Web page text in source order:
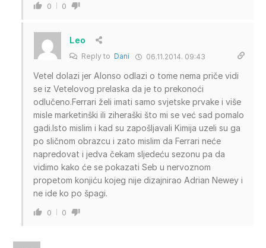
0 0
Leo
Reply to Dani 06.11.2014. 09:43
Vetel dolazi jer Alonso odlazi o tome nema priče vidi
se iz Vetelovog prelaska da je to prekonoći
odlučeno.Ferrari želi imati samo svjetske prvake i više
misle marketinški ili ziheraški što mi se već sad pomalo
gadi.Isto mislim i kad su zapošljavali Kimija uzeli su ga
po sličnom obrazcu i zato mislim da Ferrari neće
napredovat i jedva čekam sljedeću sezonu pa da
vidimo kako će se pokazati Seb u nervoznom
propetom konjiću kojeg nije dizajnirao Adrian Newey i
ne ide ko po špagi.
0 0